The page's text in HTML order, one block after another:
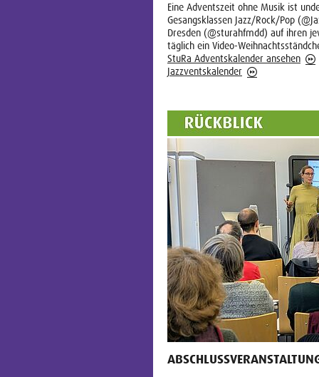
Eine Adventszeit ohne Musik ist
Gesangsklassen Jazz/Rock/Pop
Dresden (@sturahfmdd) auf ihren
täglich ein Video-
StuRa Adventskalender ansehen
Jazzventskalender